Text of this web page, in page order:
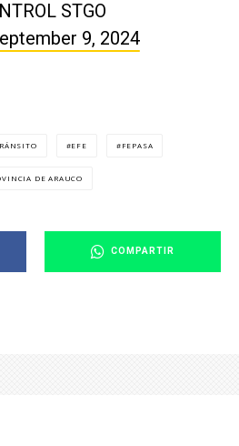
STGO
9, 2024
EFE FEPASA
DE ARAUCO
COMPARTIR